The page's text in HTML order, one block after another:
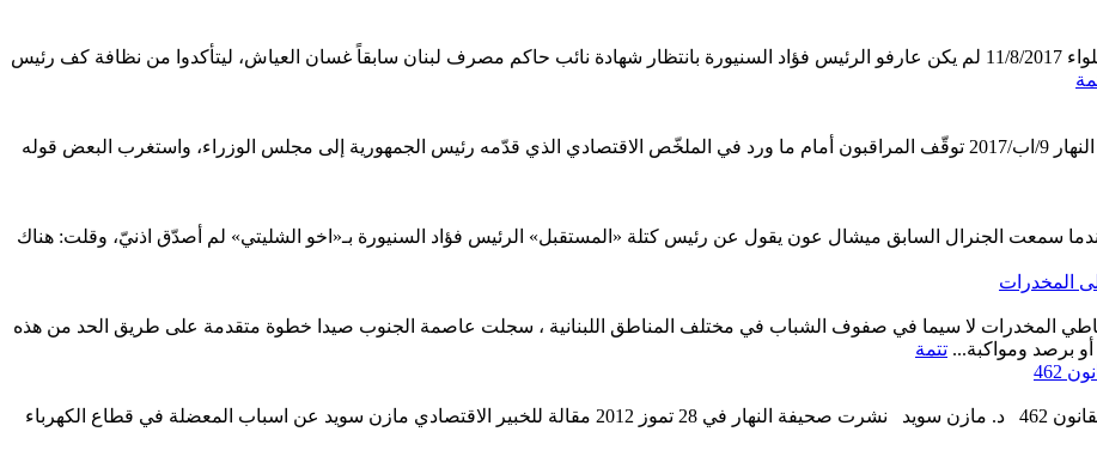
هل يُلاحِق السنيورة أصحاب الاتهامات الباطلة؟ نون جريدة اللواء 11/8/2017 لم يكن عارفو الرئيس فؤاد السنيورة بانتظار شهادة نائب حاكم مصرف لبنان سابقاً غسان العياش، ليتأكدوا من نظافة كف رئيس
الاحد عشر مليار دولار : يجب الاعتذار من البلد غسان عياش النهار 9/اب/2017 توقّف المراقبون أمام ما ورد في الملخّص الاقتصادي الذي قدّمه رئيس الجمهورية إلى مجلس الوزراء، واستغرب البعض قوله
يا سيادة الجنرال عوني الكعكي الشرق21/10/20125 عندما سمعت الجنرال السابق ميشال عون يقول عن رئيس كتلة «المستقبل» الرئيس فؤاد السنيورة بـ«اخو الشليتي» لم أصدّق اذنيّ، وقلت: هناك
المخدرات
المخدرات لا سيما في صفوف الشباب في مختلف المناطق اللبنانية ، سجلت عاصمة الجنوب صيدا خطوة متقدمة على طريق الحد من هذه
أو برصد ومواكبة... تتمة
462
قطاع الكهرباء... بين غياب الرؤيا الشاملة وعدم الالتزام بالقانون 462 د. مازن سويد نشرت صحيفة النهار في 28 تموز 2012 مقالة للخبير الاقتصادي مازن سويد عن اسباب المعضلة في قطاع الكهرباء